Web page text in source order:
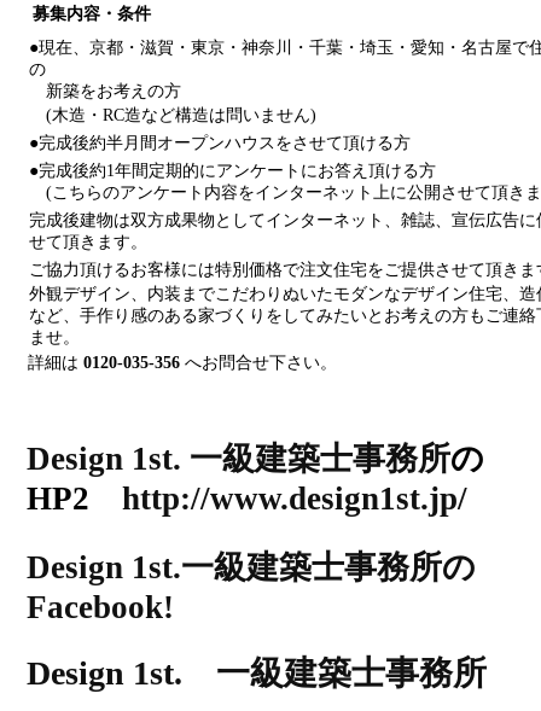
募集内容・条件
●現在、京都・滋賀・東京・神奈川・千葉・埼玉・愛知・名古屋で
の
新築をお考えの方
(木造・RC造など構造は問いません)
●完成後約半月間オープンハウスをさせて頂ける方
●完成後約1年間定期的にアンケートにお答え頂ける方
(こちらのアンケート内容をインターネット上に公開させて頂き
完成後建物は双方成果物としてインターネット、雑誌、宣伝広告に
せて頂きます。
ご協力頂けるお客様には特別価格で注文住宅をご提供させて頂きま
外観デザイン、内装までこだわりぬいたモダンなデザイン住宅、造
など、手作り感のある家づくりをしてみたいとお考えの方もご連絡
ませ。
詳細は0120-035-356 へお問合せ下さい。
Design 1st. 一級建築士事務所の
HP2http://www.design1st.jp/
Design 1st.一級建築士事務所の
Facebook!
Design 1st. 一級建築士事務所